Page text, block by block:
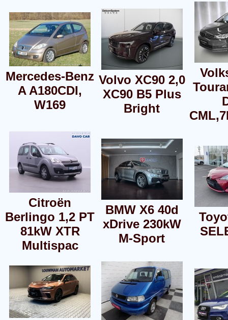
Mercedes-Benz
A A180CDI,
W169
Volvo XC90 2,0
XC90 B5 Plus
Bright
Citroën
Berlingo 1,2 PT
81kW XTR
Multispac
BMW X6 40d
xDrive 230kW
M-Sport